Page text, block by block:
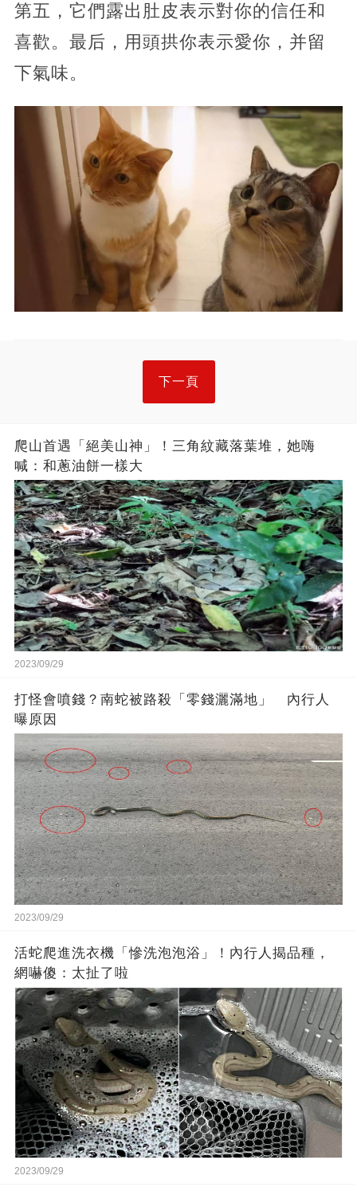
第五，它們露出肚皮表示對你的信任和
喜歡。最后，用頭拱你表示愛你，并留
下氣味。
下一頁
爬山首遇「絕美山神」！三角紋藏落葉堆，她嗨
喊：和蔥油餅一樣大
2023/09/29
打怪會噴錢？南蛇被路殺「零錢灑滿地」 內行人
曝原因
2023/09/29
活蛇爬進洗衣機「慘洗泡泡浴」！內行人揭品種，
網嚇傻：太扯了啦
2023/09/29